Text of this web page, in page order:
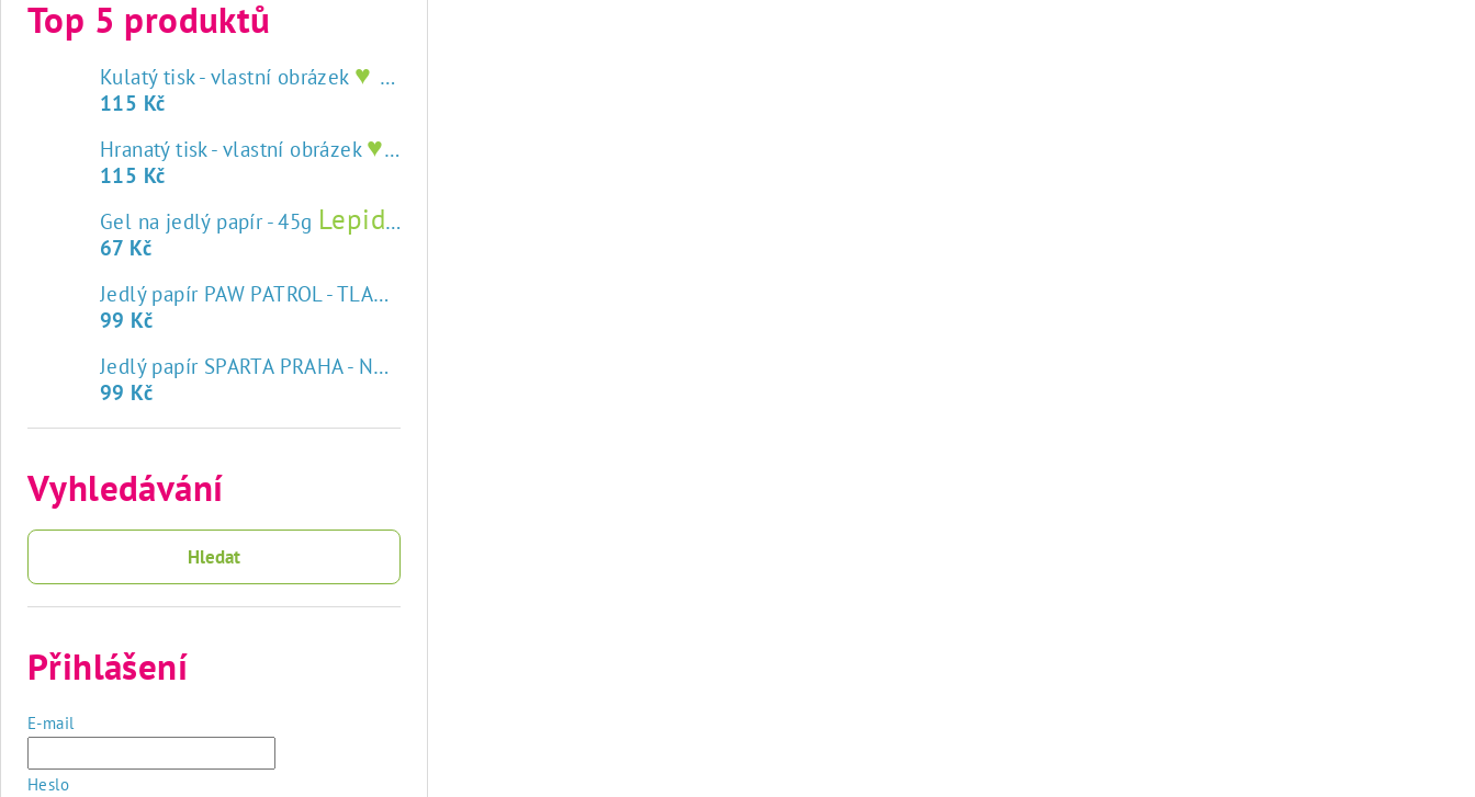
Top 5 produktů
Kulatý tisk - vlastní obrázek ♥ tisk na jedlý papír
115 Kč
Hranatý tisk - vlastní obrázek ♥ tisk na jedlý papír
115 Kč
Gel na jedlý papír - 45g Lepidlo na jedlý papír
67 Kč
Jedlý papír PAW PATROL - TLAPKOVÁ PATROLA
99 Kč
Jedlý papír SPARTA PRAHA - NOVÝ ZNAK
99 Kč
Vyhledávání
Hledat
Přihlášení
E-mail
Heslo